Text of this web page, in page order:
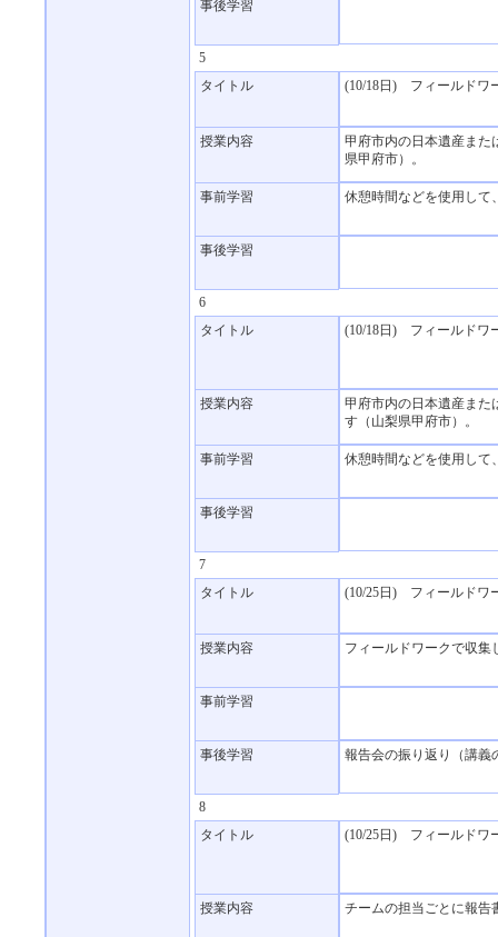
事後学習
5
タイトル
(10/18日) フィールドワ
授業内容
甲府市内の日本遺産また
県甲府市）。
事前学習 休憩時間などを使用し
事後学習
6
タイトル
(10/18日) フィールドワ
授業内容
甲府市内の日本遺産また
す（山梨県甲府市）。
事前学習 休憩時間などを使用し
事後学習
7
タイトル
(10/25日) フィールドワ
授業内容 フィールドワークで収
事前学習
事後学習 報告会の振り返り（講
8
タイトル
(10/25日) フィールドワ
授業内容 チームの担当ごとに報